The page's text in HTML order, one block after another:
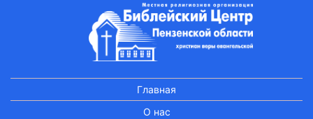
Главная
О нас